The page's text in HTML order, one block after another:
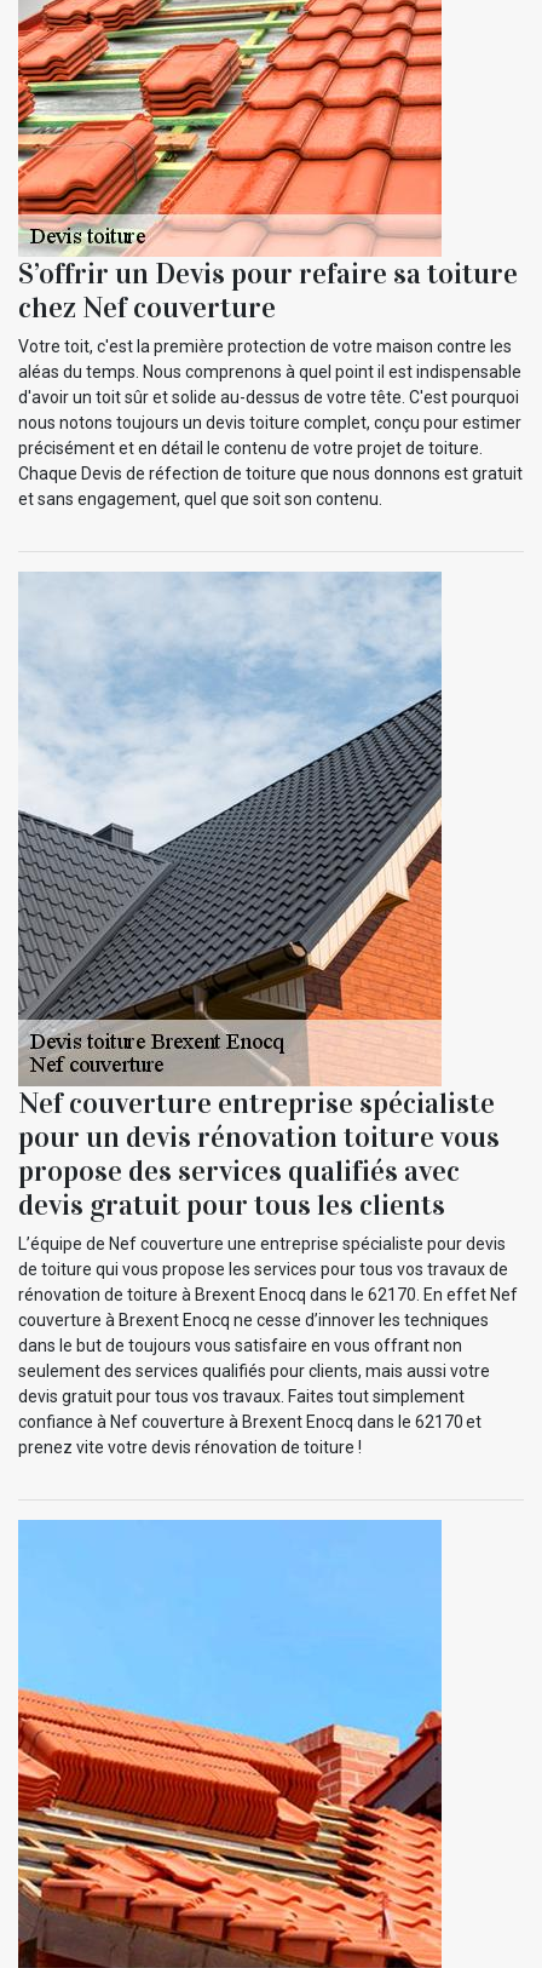
S’offrir un Devis pour refaire sa toiture
chez Nef couverture
Votre toit, c'est la première protection de votre maison contre les
aléas du temps. Nous comprenons à quel point il est indispensable
d'avoir un toit sûr et solide au-dessus de votre tête. C'est pourquoi
nous notons toujours un devis toiture complet, conçu pour estimer
précisément et en détail le contenu de votre projet de toiture.
Chaque Devis de réfection de toiture que nous donnons est gratuit
et sans engagement, quel que soit son contenu.
Nef couverture entreprise spécialiste
pour un devis rénovation toiture vous
propose des services qualifiés avec
devis gratuit pour tous les clients
L’équipe de Nef couverture une entreprise spécialiste pour devis
de toiture qui vous propose les services pour tous vos travaux de
rénovation de toiture à Brexent Enocq dans le 62170. En effet Nef
couverture à Brexent Enocq ne cesse d’innover les techniques
dans le but de toujours vous satisfaire en vous offrant non
seulement des services qualifiés pour clients, mais aussi votre
devis gratuit pour tous vos travaux. Faites tout simplement
confiance à Nef couverture à Brexent Enocq dans le 62170 et
prenez vite votre devis rénovation de toiture !